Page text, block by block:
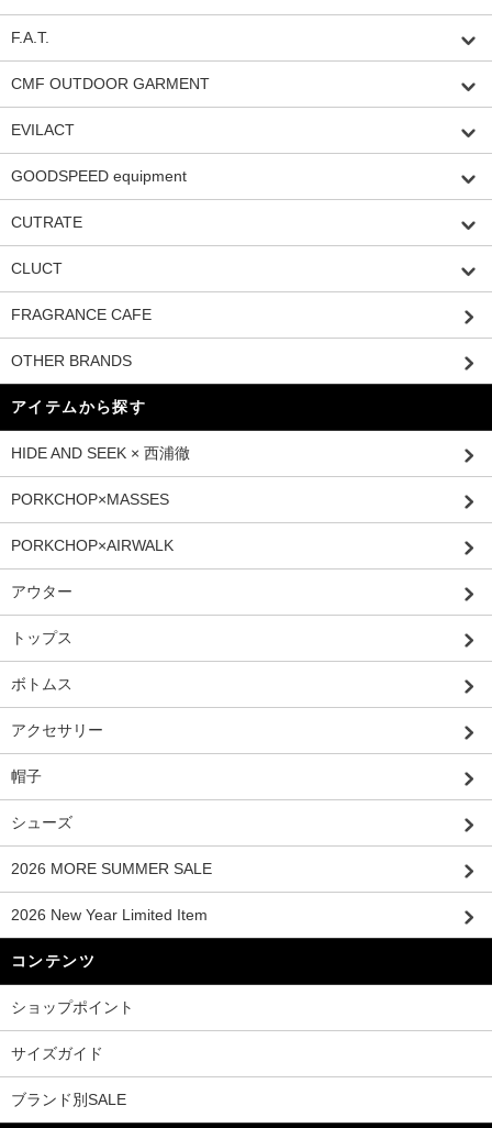
F.A.T.
CMF OUTDOOR GARMENT
EVILACT
GOODSPEED equipment
CUTRATE
CLUCT
FRAGRANCE CAFE
OTHER BRANDS
アイテムから探す
HIDE AND SEEK × 西浦徹
PORKCHOP×MASSES
PORKCHOP×AIRWALK
アウター
トップス
ボトムス
アクセサリー
帽子
シューズ
2026 MORE SUMMER SALE
2026 New Year Limited Item
コンテンツ
ショップポイント
サイズガイド
ブランド別SALE